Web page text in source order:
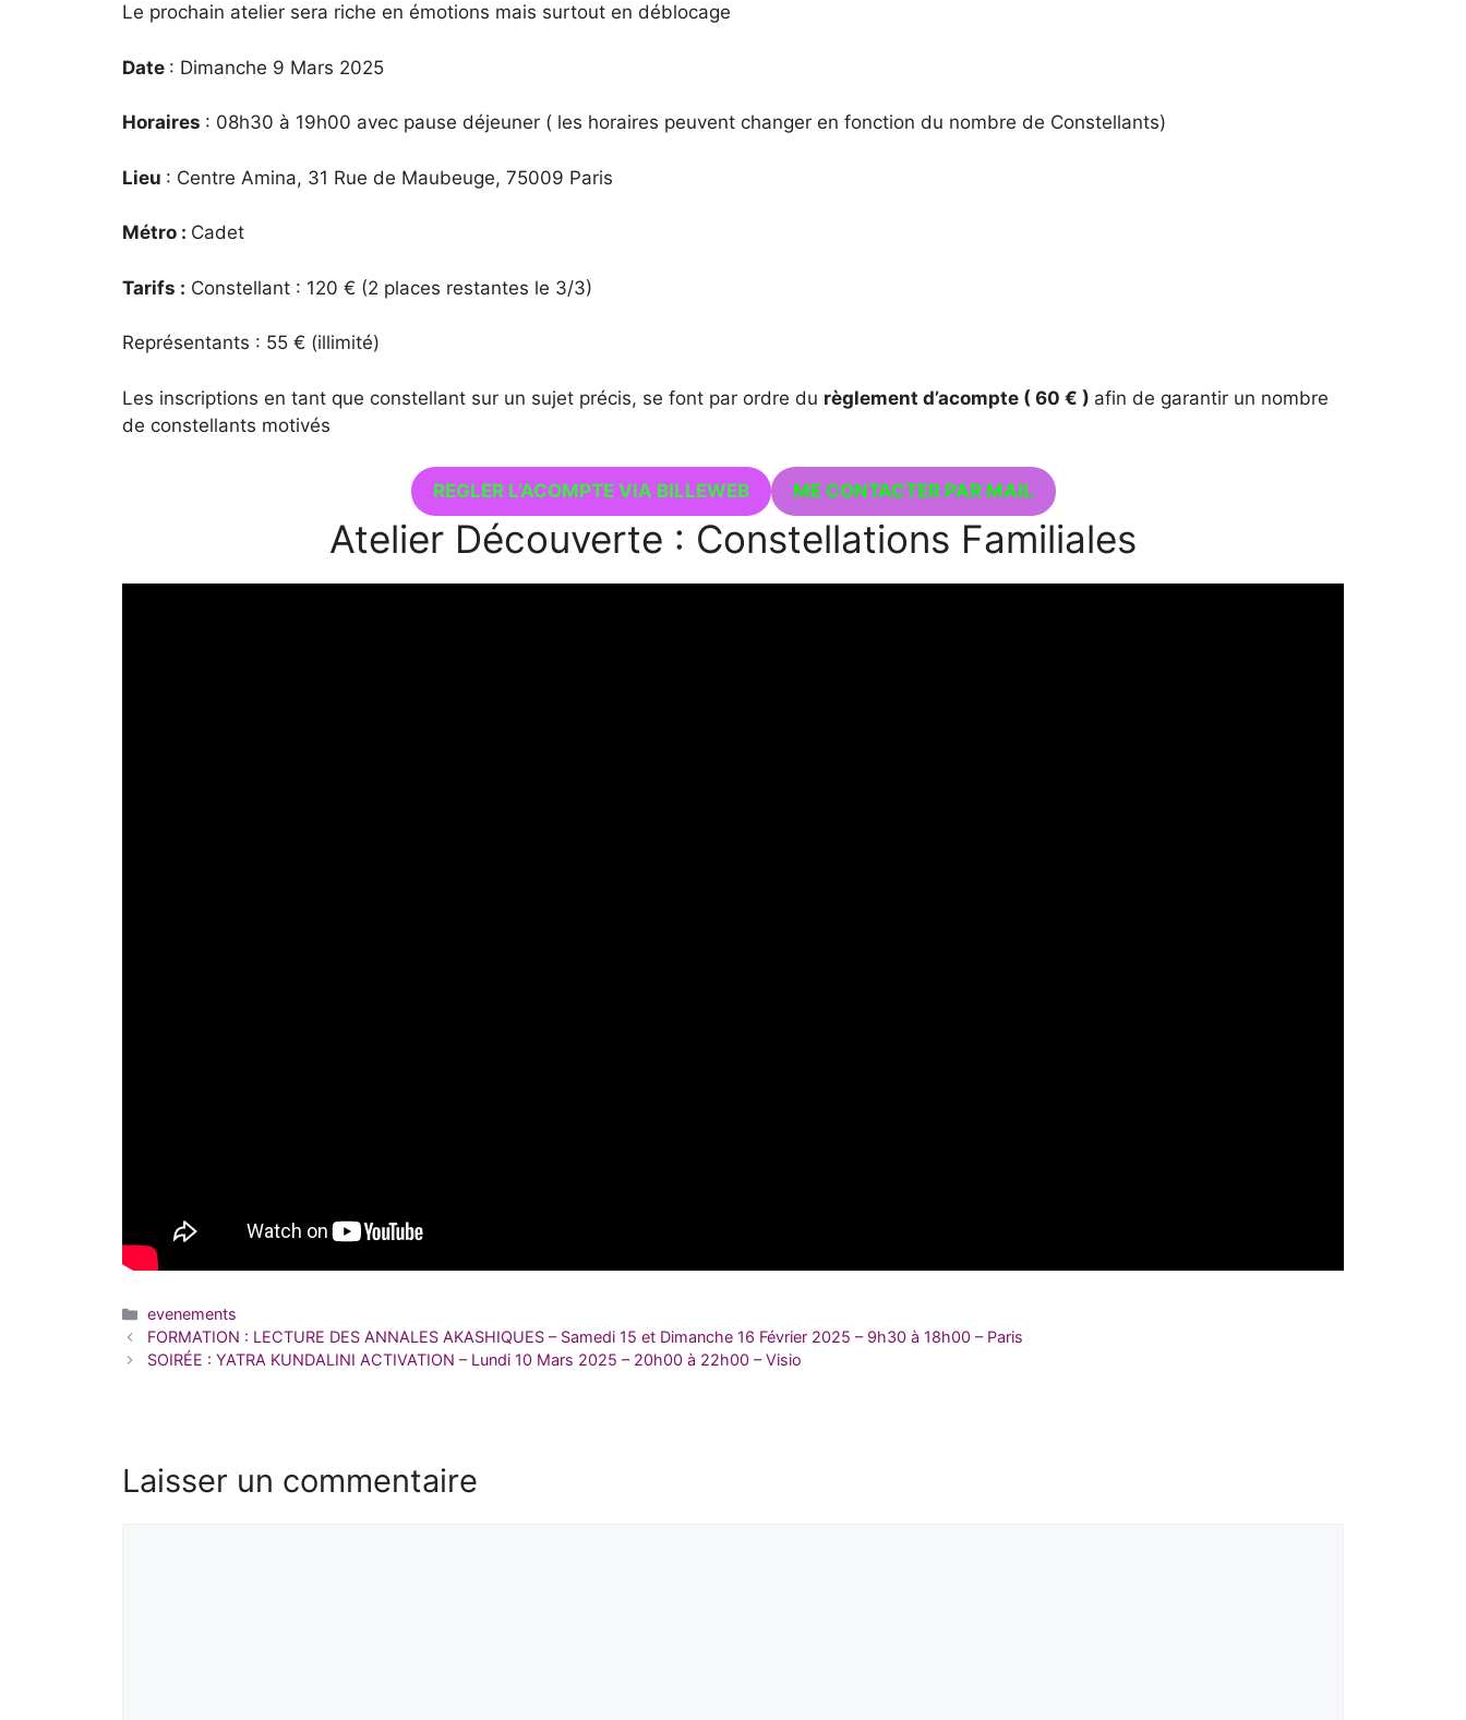
Le prochain atelier sera riche en émotions mais surtout en déblocage
Date : Dimanche 9 Mars 2025
Horaires : 08h30 à 19h00 avec pause déjeuner ( les horaires peuvent changer en fonction du nombre de Constellants)
Lieu : Centre Amina, 31 Rue de Maubeuge, 75009 Paris
Métro : Cadet
Tarifs : Constellant : 120 € (2 places restantes le 3/3)
Représentants : 55 € (illimité)
Les inscriptions en tant que constellant sur un sujet précis, se font par ordre du règlement d’acompte ( 60 € ) afin de garantir un nombre
de constellants motivés
REGLER L’ACOMPTE VIA BILLEWEB ME CONTACTER PAR MAIL
Atelier Découverte : Constellations Familiales
Catégories
evenements
FORMATION : LECTURE DES ANNALES AKASHIQUES – Samedi 15 et Dimanche 16 Février 2025 – 9h30 à 18h00 – Paris
SOIRÉE : YATRA KUNDALINI ACTIVATION – Lundi 10 Mars 2025 – 20h00 à 22h00 – Visio
Laisser un commentaire